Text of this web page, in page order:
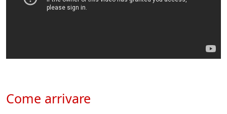
Come arrivare